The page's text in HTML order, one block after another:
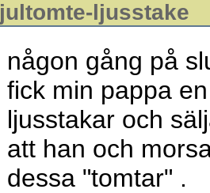
jultomte-ljusstake
någon gång på
fick min pappa
ljusstakar och
att han och
dessa "tomtar" .